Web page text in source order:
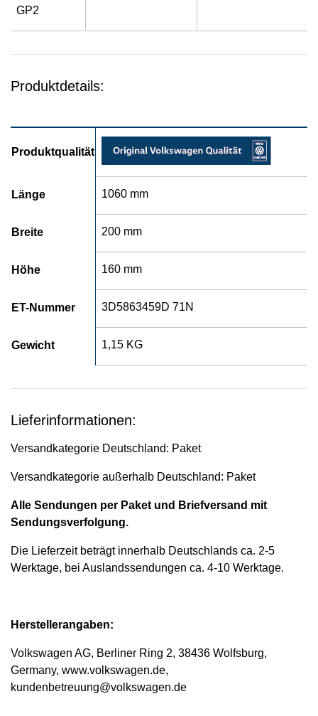
GP2
Produktdetails:
Produktqualität
Länge 1060 mm
Breite 200 mm
Höhe 160 mm
ET-Nummer 3D5863459D 71N
Gewicht 1,15 KG
Lieferinformationen:
Versandkategorie Deutschland: Paket
Versandkategorie außerhalb Deutschland: Paket
Alle Sendungen per Paket und Briefversand mit
Sendungsverfolgung.
Die Lieferzeit beträgt innerhalb Deutschlands ca. 2-5
Werktage, bei Auslandssendungen ca. 4-10 Werktage.
Herstellerangaben:
Volkswagen AG, Berliner Ring 2, 38436 Wolfsburg,
Germany, www.volkswagen.de,
kundenbetreuung@volkswagen.de